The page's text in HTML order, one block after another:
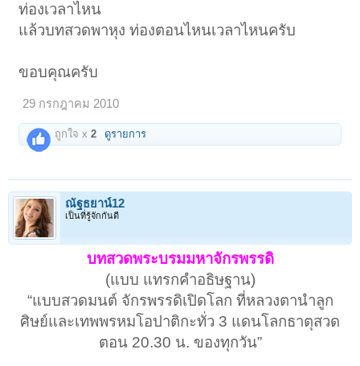
ท่องเวลาไหน
แล้วบทสวดพาหุง ท่องตอนไหนเวลาไหนครับ
ขอบคุณครับ
29 กรกฎาคม 2010
ถูกใจ x2 ดูรายการ
ณัฐธยาน์12
เป็นที่รู้จักกันดี
บทสวดพระบรมมหาจักรพรรดิ
(แบบ แทรกคำอธิษฐาน)
“แบบสวดมนต์ จักรพรรดิเปิดโลก ที่หลวงตานำลูก
ศิษย์และเทพพรหมโอปาติกะทั่ว 3 แดนโลกธาตุสวด
ตอน 20.30 น. ของทุกวัน”